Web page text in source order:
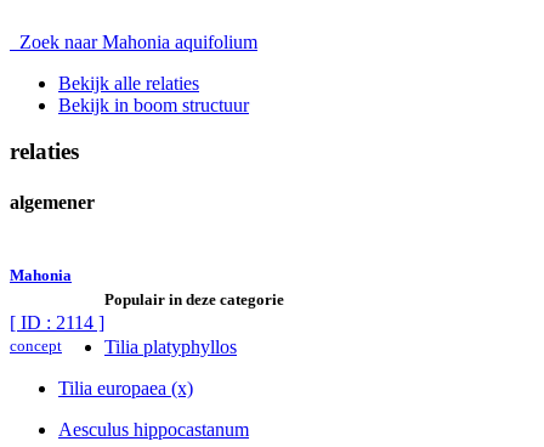
Zoek naar Mahonia aquifolium
Bekijk alle relaties
Bekijk in boom structuur
relaties
algemener
Mahonia
[ ID : 2114 ]
concept
Populair in deze categorie
Tilia platyphyllos
Tilia europaea (x)
Aesculus hippocastanum